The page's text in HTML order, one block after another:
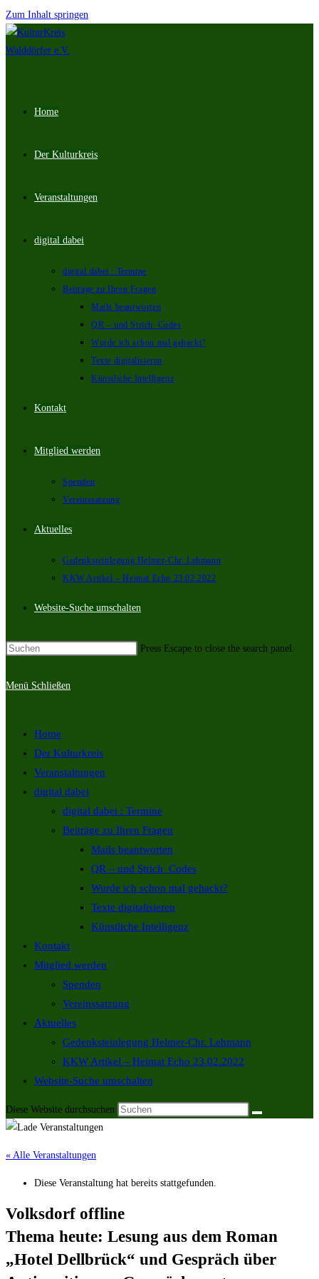
Zum Inhalt springen
Home
Der Kulturkreis
Veranstaltungen
digital dabei
digital dabei : Termine
Beiträge zu Ihren Fragen
Mails beantworten
QR – und Strich_Codes
Wurde ich schon mal gehackt?
Texte digitalisieren
Künstliche Intelligenz
Kontakt
Mitglied werden
Spenden
Vereinssatzung
Aktuelles
Gedenksteinlegung Helmer-Chr. Lehmann
KKW Artikel – Heimat Echo 23.02.2022
Website-Suche umschalten
Press Escape to close the search panel.
Menü Schließen
Home
Der Kulturkreis
Veranstaltungen
digital dabei
digital dabei : Termine
Beiträge zu Ihren Fragen
Mails beantworten
QR – und Strich_Codes
Wurde ich schon mal gehackt?
Texte digitalisieren
Künstliche Intelligenz
Kontakt
Mitglied werden
Spenden
Vereinssatzung
Aktuelles
Gedenksteinlegung Helmer-Chr. Lehmann
KKW Artikel – Heimat Echo 23.02.2022
Website-Suche umschalten
Diese Website durchsuchen
« Alle Veranstaltungen
Diese Veranstaltung hat bereits stattgefunden.
Volksdorf offline
Thema heute: Lesung aus dem Roman
„Hotel Dellbrück“ und Gespräch über